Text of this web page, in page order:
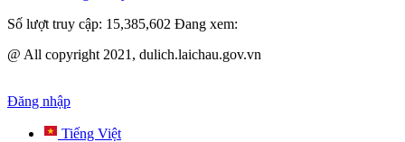
Số lượt truy cập: 15,385,602 Đang xem:
@ All copyright 2021, dulich.laichau.gov.vn
Đăng nhập
Tiếng Việt